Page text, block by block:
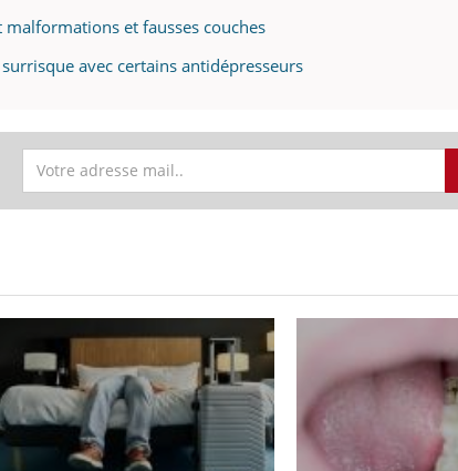
et fausses couches
avec certains antidépresseurs